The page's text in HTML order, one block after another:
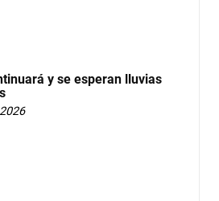
y se esperan lluvias